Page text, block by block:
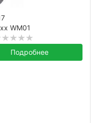
WM01
Подробнее